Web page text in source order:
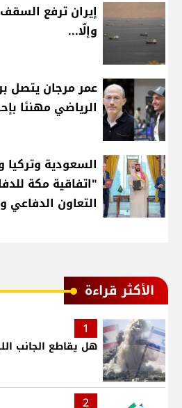
إيران ترفع
وإلّا...
عمر مرجان يتصل
الرياضي مهنئا
السعودية وتركيا
"اتفاقية مكة
التعاون الدفاعي
الأكثر قراءة
1
هل يقاطع الجانب
2